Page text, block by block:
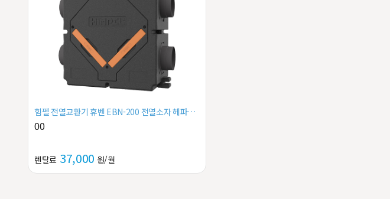
힘펠 전열교환기 휴벤 EBN-200 전열소자 헤파필
터 프리필터 HRD-EP200IBN
00
렌탈료 37,000 원/월